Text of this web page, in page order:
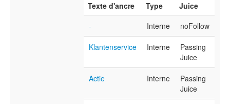
Texte d'ancre Type
Juice
-
Interne noFollow
Klantenservice Interne
Passing
Juice
Actie Interne
Passing
Juice